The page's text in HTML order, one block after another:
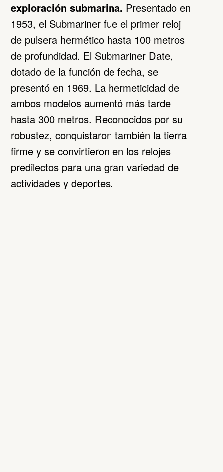
exploración submarina. Presentado en
1953, el Submariner fue el primer reloj
de pulsera hermético hasta 100 metros
de profundidad. El Submariner Date,
dotado de la función de fecha, se
presentó en 1969. La hermeticidad de
ambos modelos aumentó más tarde
hasta 300 metros. Reconocidos por su
robustez, conquistaron también la tierra
firme y se convirtieron en los relojes
predilectos para una gran variedad de
actividades y deportes.